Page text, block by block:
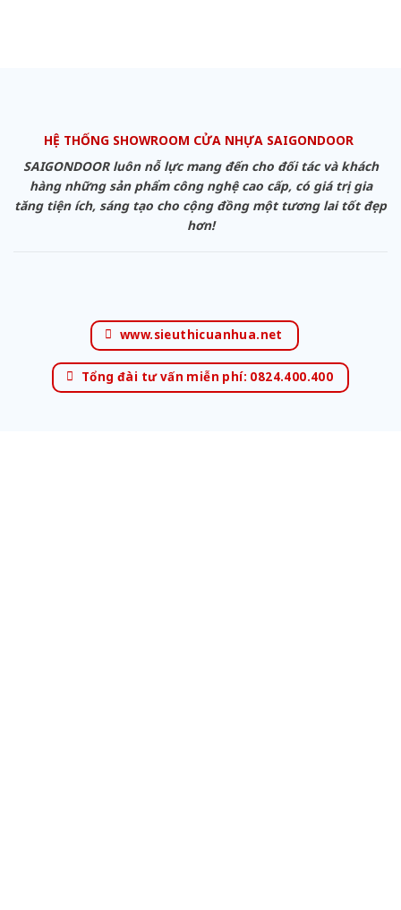
HỆ THỐNG SHOWROOM CỬA NHỰA SAIGONDOOR
SAIGONDOOR luôn nỗ lực mang đến cho đối tác và khách
hàng những sản phẩm công nghệ cao cấp, có giá trị gia
tăng tiện ích, sáng tạo cho cộng đồng một tương lai tốt đẹp
hơn!
www.sieuthicuanhua.net
Tổng đài tư vấn miễn phí: 0824.400.400